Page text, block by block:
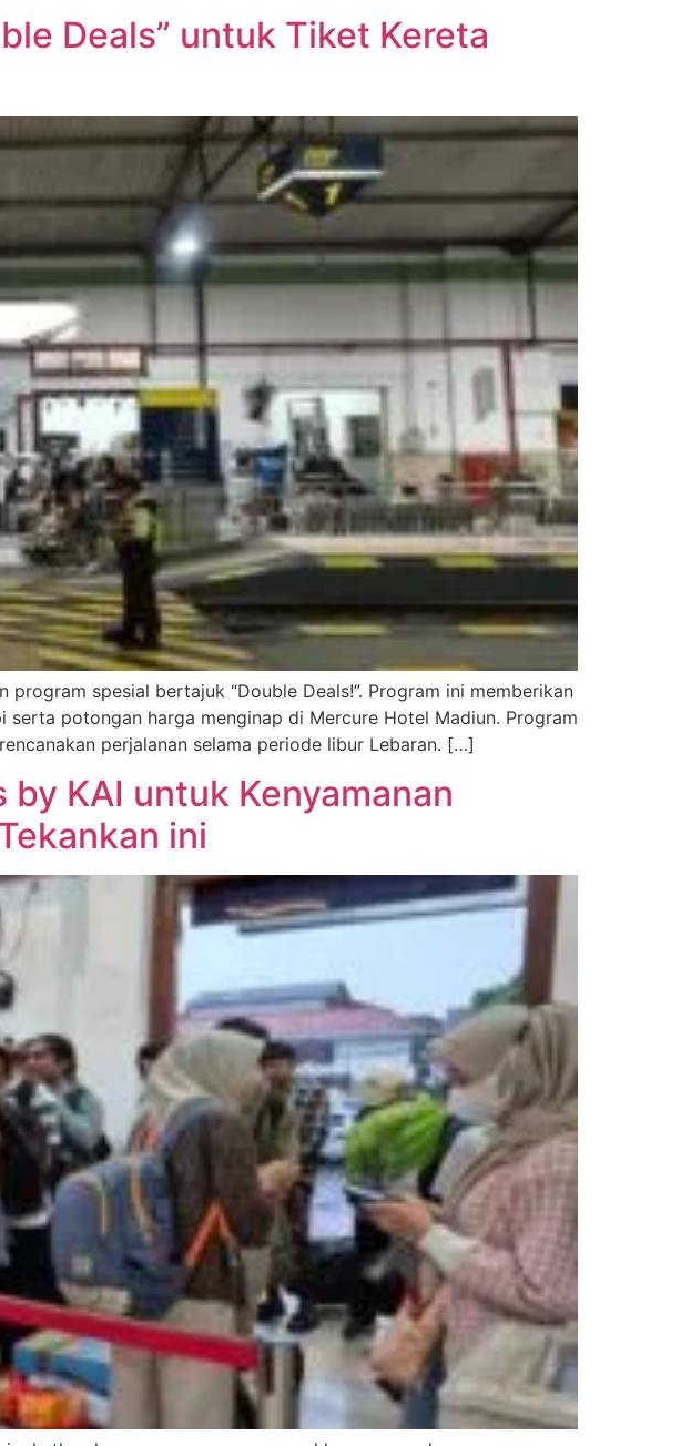
Deals” untuk Tiket Kereta
spesial bertajuk “Double Deals!”. Program ini memberikan
potongan harga menginap di Mercure Hotel Madiun. Program
perjalanan selama periode libur Lebaran. […]
KAI untuk Kenyamanan
ini